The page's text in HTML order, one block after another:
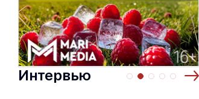
Интервью